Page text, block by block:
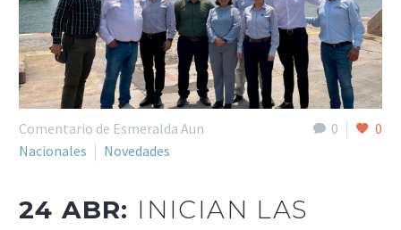
0 0
Comentario de Esmeralda Aun
Nacionales
Novedades
24 ABR: INICIAN LAS